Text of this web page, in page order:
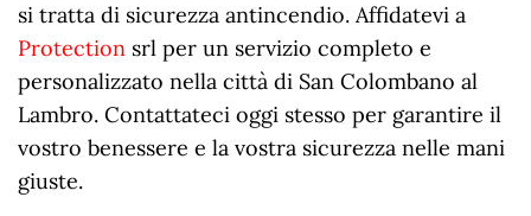
si tratta di sicurezza antincendio. Affidatevi a
Protection srl per un servizio completo e
personalizzato nella città di San Colombano al
Lambro. Contattateci oggi stesso per garantire il
vostro benessere e la vostra sicurezza nelle mani
giuste.